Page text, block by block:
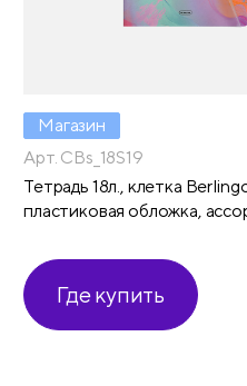
Магазин
Арт. CBs_18S19
Тетрадь 18л., клетка
пластиковая обложка,
Где купить